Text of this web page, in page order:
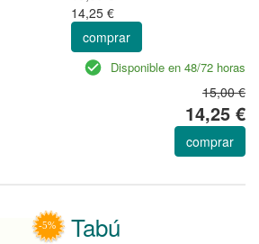
14,25 €
comprar
Disponible en 48/72 horas
15,00 €
14,25 €
comprar
Tabú